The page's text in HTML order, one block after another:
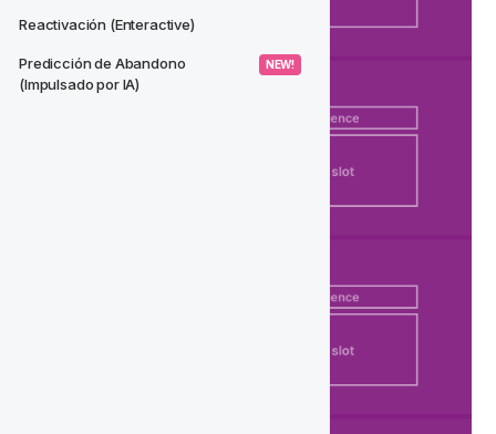
Reactivación (Enteractive)
Predicción de Abandono
(Impulsado por IA)
NEW!